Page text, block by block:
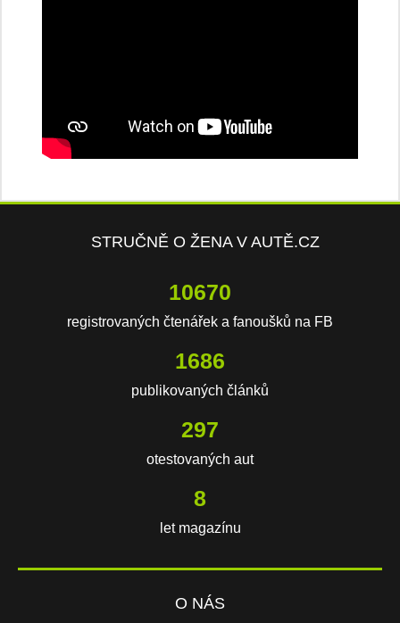
STRUČNĚ O ŽENA V AUTĚ.CZ
14749
registrovaných čtenářek a fanoušků na FB
2330
publikovaných článků
410
otestovaných aut
11
let magazínu
O NÁS